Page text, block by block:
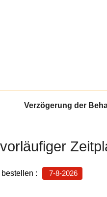
Verzögerung der
: 7-8-2026